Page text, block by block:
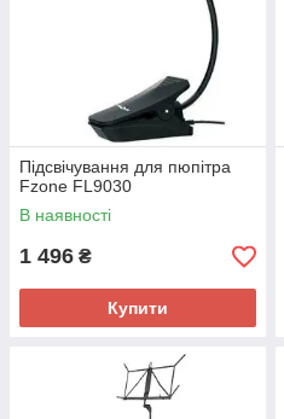
Підсвічування для пюпітра
Fzone FL9030
В наявності
1 496 ₴
Купити